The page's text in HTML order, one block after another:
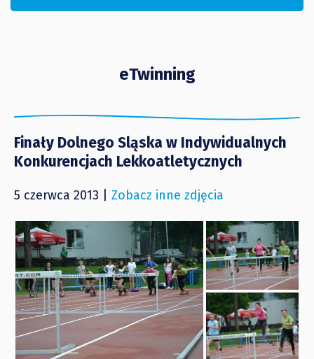
eTwinning
Finały Dolnego Sląska w Indywidualnych
Konkurencjach Lekkoatletycznych
5 czerwca 2013 | Zobacz inne zdjęcia